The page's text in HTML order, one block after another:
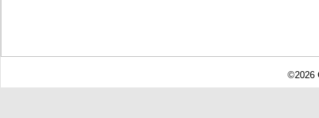
©2026